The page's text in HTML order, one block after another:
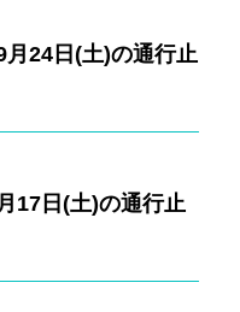
24日(土)の通行止
17日(土)の通行止